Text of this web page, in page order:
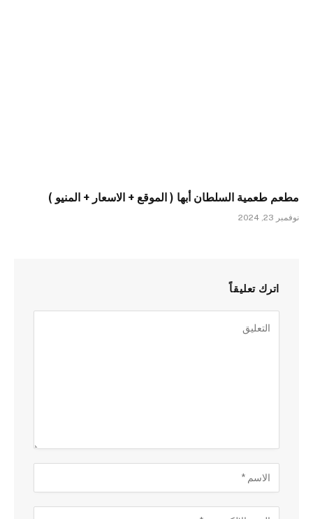
مطعم طعمية السلطان أبها ( الموقع + الاسعار + المنيو )
نوفمبر 23, 2024
اترك تعليقاً